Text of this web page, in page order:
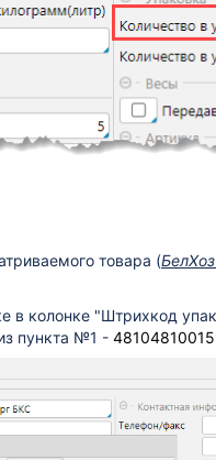
товара (
в колонке "Штрихкод
пункта №1 -